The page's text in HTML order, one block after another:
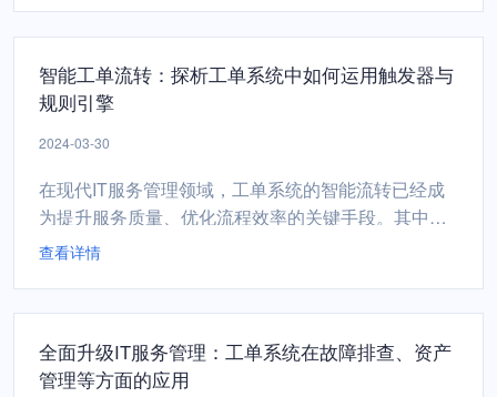
与规范工作流程。过去，物业问题的上报与处理往往
依赖于口头传达、书...
智能工单流转：探析工单系统中如何运用触发器与
规则引擎
2024-03-30
在现代IT服务管理领域，工单系统的智能流转已经成
为提升服务质量、优化流程效率的关键手段。其中，
触发器和规则引擎作为两大核心技术组件，在工单流
触发器是一种自动化机制，它基于预定义的条件及动
作，当工单状态、...
查看详情
全面升级IT服务管理：工单系统在故障排查、资产
管理等方面的应用